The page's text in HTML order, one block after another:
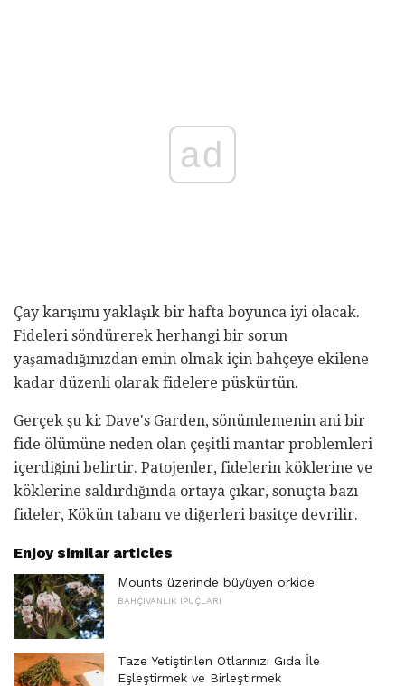
ad
Çay karışımı yaklaşık bir hafta boyunca iyi olacak.
Fideleri söndürerek herhangi bir sorun
yaşamadığınızdan emin olmak için bahçeye ekilene
kadar düzenli olarak fidelere püskürtün.
Gerçek şu ki: Dave's Garden, sönümlemenin ani bir
fide ölümüne neden olan çeşitli mantar problemleri
içerdiğini belirtir. Patojenler, fidelerin köklerine ve
köklerine saldırdığında ortaya çıkar, sonuçta bazı
fideler, Kökün tabanı ve diğerleri basitçe devrilir.
Enjoy similar articles
Mounts üzerinde büyüyen orkide
BAHÇIVANLIK IPUÇLARI
Taze Yetiştirilen Otlarınızı Gıda İle
Eşleştirmek ve Birleştirmek